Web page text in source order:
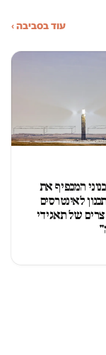
עוד בסביבה ›
המכפיף את
לאינטרסים
של תאגידי